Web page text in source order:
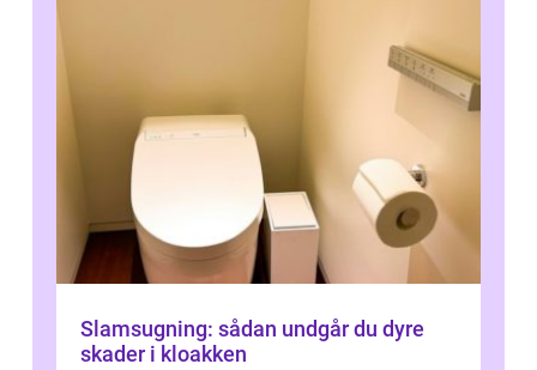
Slamsugning: sådan undgår du dyre
skader i kloakken